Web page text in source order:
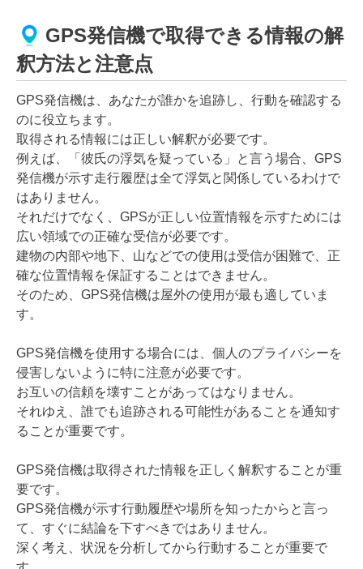
GPS発信機で取得できる情報の解
釈方法と注意点
GPS発信機は、あなたが誰かを追跡し、行動を確認する
のに役立ちます。
取得される情報には正しい解釈が必要です。
例えば、「彼氏の浮気を疑っている」と言う場合、GPS
発信機が示す走行履歴は全て浮気と関係しているわけで
はありません。
それだけでなく、GPSが正しい位置情報を示すためには
広い領域での正確な受信が必要です。
建物の内部や地下、山などでの使用は受信が困難で、正
確な位置情報を保証することはできません。
そのため、GPS発信機は屋外の使用が最も適していま
す。
GPS発信機を使用する場合には、個人のプライバシーを
侵害しないように特に注意が必要です。
お互いの信頼を壊すことがあってはなりません。
それゆえ、誰でも追跡される可能性があることを通知す
ることが重要です。
GPS発信機は取得された情報を正しく解釈することが重
要です。
GPS発信機が示す行動履歴や場所を知ったからと言っ
て、すぐに結論を下すべきではありません。
深く考え、状況を分析してから行動することが重要で